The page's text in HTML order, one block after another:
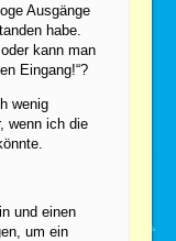
Ausgänge
habe.
kann man
Eingang!“?
wenig
wenn ich die
und einen
um ein